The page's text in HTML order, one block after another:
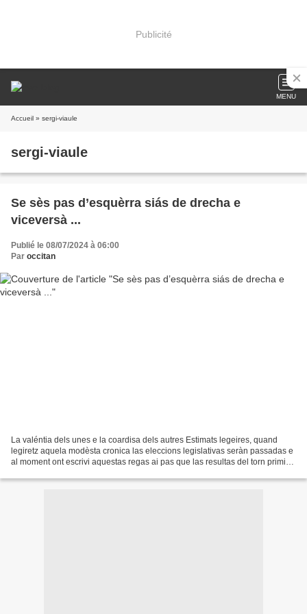
Publicité
MENU
Accueil » sergi-viaule
sergi-viaule
Se sès pas d’esquèrra siás de drecha e
viceversà ...
Publié le 08/07/2024 à 06:00
Par occitan
La valéntia dels unes e la coardisa dels autres Estimats legeires, quand
legiretz aquela modèsta cronica las eleccions legislativas seràn passadas e
al moment ont escrivi aquestas regas ai pas que las resultas del torn primièr.